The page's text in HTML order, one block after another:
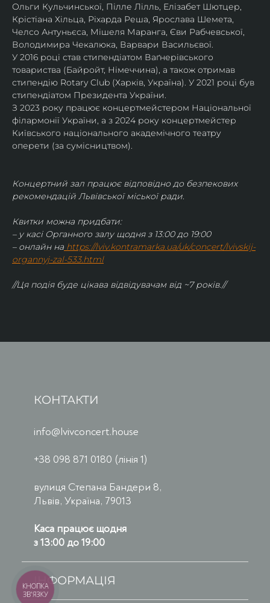
Ольги Кульчинської, Пілле Лілль, Елізабет Шютцер,
Крістіана Хільца, Ріхарда Реша, Ярослава Шемета,
Челсо Антуньєса, Мішеля Маранга, Єви Рабчевської,
Володимира Чекалюка, Варвари Васильєвої.
У 2016 році став стипендіатом Ваґнерівського
товариства (Байройт, Німеччина), а також отримав
стипендію Rotary Club (Харків, Україна). У 2021 році був
стипендіатом Президента України.
З 2023 року працює концертмейстером Національної
філармонії України, а з 2024 року концертмейстер
Київського національного академічного театру
оперети (за сумісництвом).
Концертний зал працює відповідно до безпекових
рекомендацій Львівської міської ради.
Квитки можна придбати:
– у касі Органного залу щодня з 13:00 до 19:00
– онлайн на https://lviv.kontramarka.ua/uk/concert/lvivskij-
organnyj-zal-533.html
//Ця подія буде цікава відвідувачам від ~7 років.//
КОНТАКТИ
info@lvivconcert.house
+38 098 871 0180 (лінія 1)
вулиця Степана Бандери 8,
Львів, Україна, 79013
Каса працює щодня
з 13:00 до 19:00
ІНФОРМАЦІЯ
КНОПКА
ЗВ'ЯЗКУ